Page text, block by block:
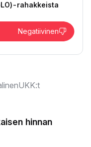
rahakkeista
Negatiivinen
UKK:t
hinnan